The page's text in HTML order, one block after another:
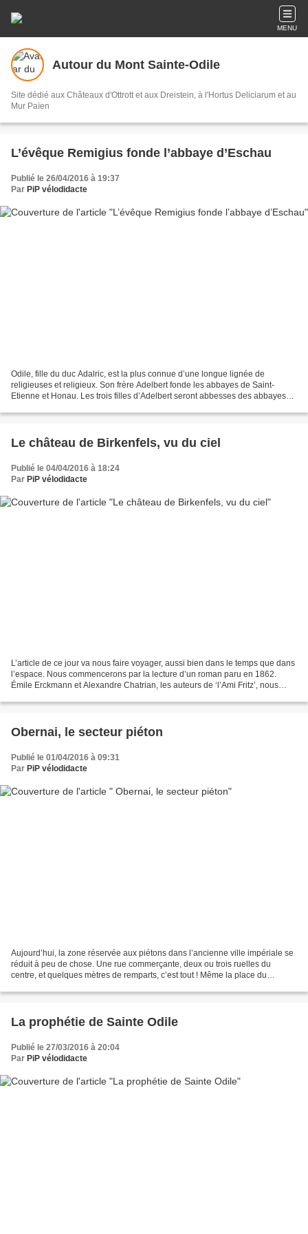
MENU
Autour du Mont Sainte-Odile
Site dédié aux Châteaux d'Ottrott et aux Dreistein, à l'Hortus Deliciarum et au
Mur Païen
L’évêque Remigius fonde l’abbaye d’Eschau
Publié le 26/04/2016 à 19:37
Par PiP vélodidacte
Odile, fille du duc Adalric, est la plus connue d’une longue lignée de
religieuses et religieux. Son frère Adelbert fonde les abbayes de Saint-
Etienne et Honau. Les trois filles d’Adelbert seront abbesses des abbayes
Le château de Birkenfels, vu du ciel
Publié le 04/04/2016 à 18:24
Par PiP vélodidacte
L’article de ce jour va nous faire voyager, aussi bien dans le temps que dans
l’espace. Nous commencerons par la lecture d’un roman paru en 1862.
Émile Erckmann et Alexandre Chatrian, les auteurs de ‘l’Ami Fritz’, nous
Obernai, le secteur piéton
Publié le 01/04/2016 à 09:31
Par PiP vélodidacte
Aujourd’hui, la zone réservée aux piétons dans l’ancienne ville impériale se
réduit à peu de chose. Une rue commerçante, deux ou trois ruelles du
centre, et quelques mètres de remparts, c’est tout ! Même la place du
La prophétie de Sainte Odile
Publié le 27/03/2016 à 20:04
Par PiP vélodidacte